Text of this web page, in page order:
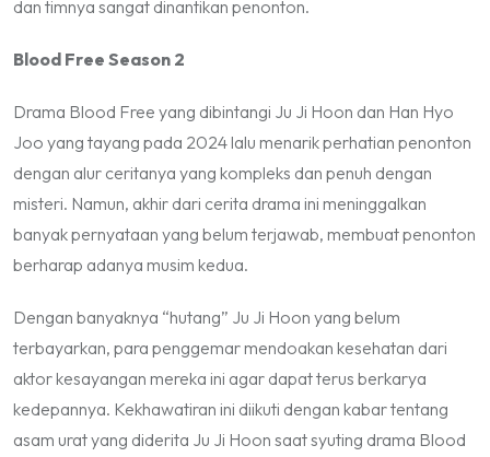
dan timnya sangat dinantikan penonton.
Blood Free Season 2
Drama Blood Free yang dibintangi Ju Ji Hoon dan Han Hyo
Joo yang tayang pada 2024 lalu menarik perhatian penonton
dengan alur ceritanya yang kompleks dan penuh dengan
misteri. Namun, akhir dari cerita drama ini meninggalkan
banyak pernyataan yang belum terjawab, membuat penonton
berharap adanya musim kedua.
Dengan banyaknya “hutang” Ju Ji Hoon yang belum
terbayarkan, para penggemar mendoakan kesehatan dari
aktor kesayangan mereka ini agar dapat terus berkarya
kedepannya. Kekhawatiran ini diikuti dengan kabar tentang
asam urat yang diderita Ju Ji Hoon saat syuting drama Blood